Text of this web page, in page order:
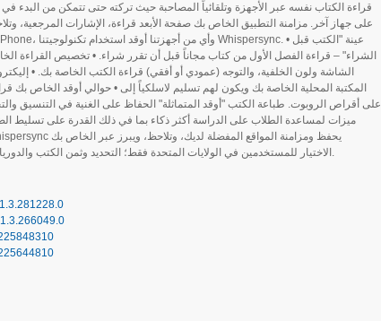
قراءة الكتاب نفسه عبر الأجهزة وتلقائياً المصاحبة حيث تركته حتى تتمكن من البدء
على جهاز آخر. مزامنة التطبيق الخاص بك صفحة الأبعد قراءة، الإشارات المرجعية،
الشراء" – قراءة الفصل الأول من كتاب مجاناً قبل أن تقرر شراء. • تخصيص
الشاشة ولون الخلفية، والتوجه (عمودي أو أفقي) قراءة الكتب الخاصة بك. •
المكتبة المحلية الخاصة بك ويكون لهم تسليم لاسلكياً إلى • حوالي أوقد الخاص بك
على أقراص الروبوت. طباعة الكتب "أوقد المتماثلة" الحفاظ على الغنية في التنسيق
ميزات لمساعدة الطلاب على الدراسة أكثر ذكاء بما في ذلك القدرة على تسليط
devices.* الاختيار للمستخدمين في الولايات المتحدة فقط؛ التحديد وثمن الكتب والدوريات الإلكترونية تختلف بحسب البلد.